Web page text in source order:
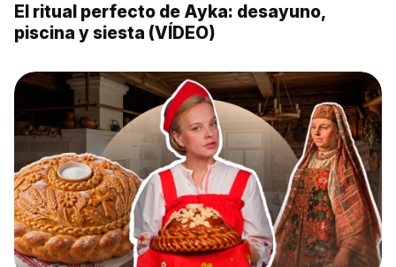
El ritual perfecto de Ayka: desayuno,
piscina y siesta (VÍDEO)